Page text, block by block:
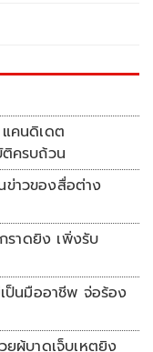
คนดิเดต
ครบถ้วน
ข่าวของสื่อต่าง
กราดยิง เพิ่งรับ
ป็นมืออาชีพ จ่อร้อง
ผู้บาดเจ็บเหตุยิง